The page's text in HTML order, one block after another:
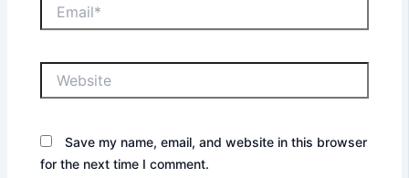
Save my name, email, and website in this browser
for the next time I comment.